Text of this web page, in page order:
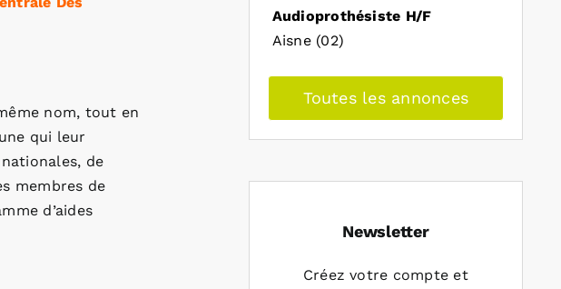
nom, tout en
qui leur
de
membres de
d’aides
Audioprothésiste H/F
Aisne (02)
Toutes les annonces
Newsletter
Créez votre compte et